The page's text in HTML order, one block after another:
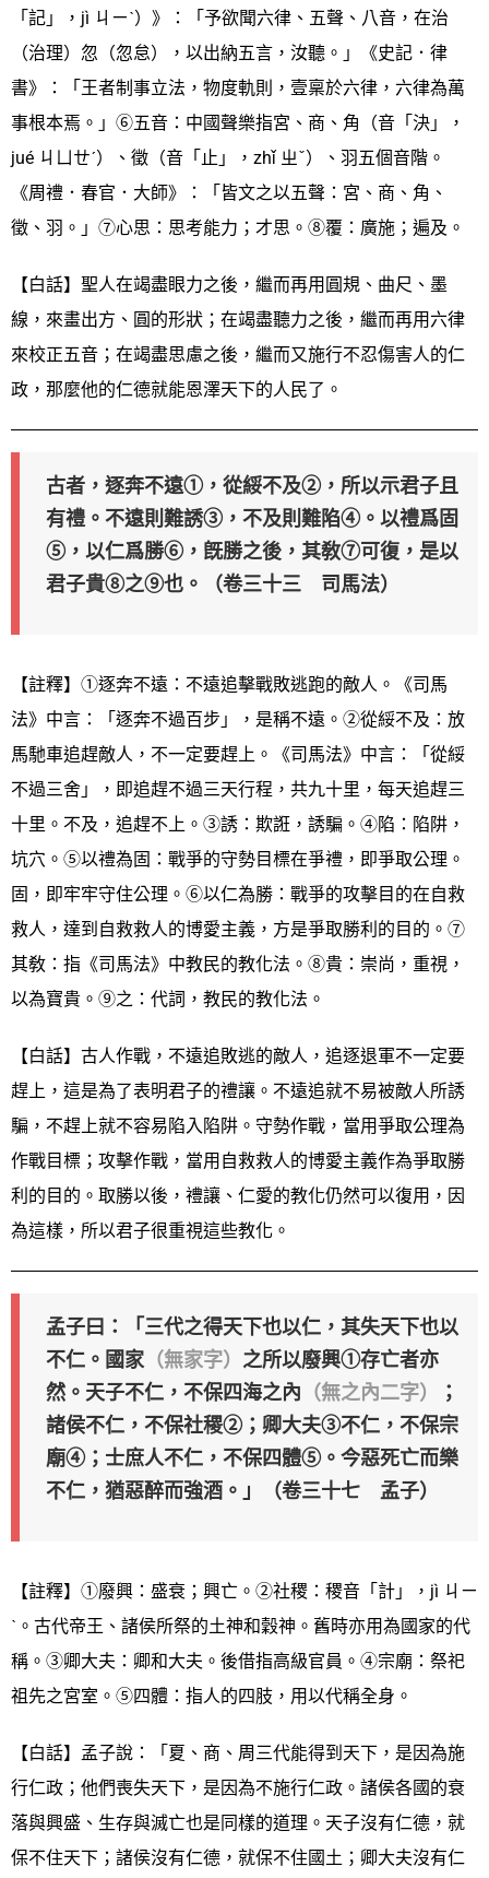
「記」，jì ㄐㄧˋ）》：「予欲聞六律、五聲、八音，在治
（治理）忽（忽怠），以出納五言，汝聽。」《史記．律
書》：「王者制事立法，物度軌則，壹稟於六律，六律為萬
事根本焉。」⑥五音：中國聲樂指宮、商、角（音「決」，
jué ㄐㄩㄝˊ）、徵（音「止」，zhǐ ㄓˇ）、羽五個音階。
《周禮．春官．大師》：「皆文之以五聲：宮、商、角、
徵、羽。」⑦心思：思考能力；才思。⑧覆：廣施；遍及。
【白話】聖人在竭盡眼力之後，繼而再用圓規、曲尺、墨
線，來畫出方、圓的形狀；在竭盡聽力之後，繼而再用六律
來校正五音；在竭盡思慮之後，繼而又施行不忍傷害人的仁
政，那麼他的仁德就能恩澤天下的人民了。
古者，逐奔不遠①，從綏不及②，所以示君子且
有禮。不遠則難誘③，不及則難陷④。以禮爲固
⑤，以仁爲勝⑥，旣勝之後，其敎⑦可復，是以
君子貴⑧之⑨也。（卷三十三 司馬法）
【註釋】①逐奔不遠：不遠追擊戰敗逃跑的敵人。《司馬
法》中言：「逐奔不過百步」，是稱不遠。②從綏不及：放
馬馳車追趕敵人，不一定要趕上。《司馬法》中言：「從綏
不過三舍」，即追趕不過三天行程，共九十里，每天追趕三
十里。不及，追趕不上。③誘：欺誑，誘騙。④陷：陷阱，
坑穴。⑤以禮為固：戰爭的守勢目標在爭禮，即爭取公理。
固，即牢牢守住公理。⑥以仁為勝：戰爭的攻擊目的在自救
救人，達到自救救人的博愛主義，方是爭取勝利的目的。⑦
其敎：指《司馬法》中教民的教化法。⑧貴：崇尚，重視，
以為寶貴。⑨之：代詞，教民的教化法。
【白話】古人作戰，不遠追敗逃的敵人，追逐退軍不一定要
趕上，這是為了表明君子的禮讓。不遠追就不易被敵人所誘
騙，不趕上就不容易陷入陷阱。守勢作戰，當用爭取公理為
作戰目標；攻擊作戰，當用自救救人的博愛主義作為爭取勝
利的目的。取勝以後，禮讓、仁愛的教化仍然可以復用，因
為這樣，所以君子很重視這些教化。
孟子曰：「三代之得天下也以仁，其失天下也以
不仁。國家（無家字） 之所以廢興①存亡者亦
然。天子不仁，不保四海之內 （無之內二字）
；
諸侯不仁，不保社稷②；卿大夫③不仁，不保宗
廟④；士庶人不仁，不保四體⑤。今惡死亡而樂
不仁，猶惡醉而強酒。」（卷三十七 孟子）
【註釋】①廢興：盛衰；興亡。②社稷：稷音「計」，jì ㄐㄧ
ˋ。古代帝王、諸侯所祭的土神和穀神。舊時亦用為國家的代
稱。③卿大夫：卿和大夫。後借指高級官員。④宗廟：祭祀
祖先之宮室。⑤四體：指人的四肢，用以代稱全身。
【白話】孟子說：「夏、商、周三代能得到天下，是因為施
行仁政；他們喪失天下，是因為不施行仁政。諸侯各國的衰
落與興盛、生存與滅亡也是同樣的道理。天子沒有仁德，就
保不住天下；諸侯沒有仁德，就保不住國土；卿大夫沒有仁